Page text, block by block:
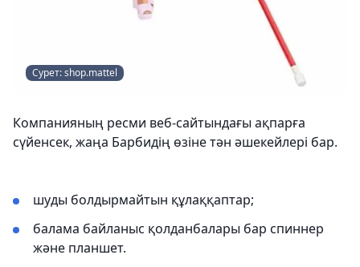
Сурет: shop.mattel
Компанияның ресми веб-сайтындағы ақпарға
сүйенсек, жаңа Барбидің өзіне тән әшекейлері бар.
шуды болдырмайтын құлаққаптар;
балама байланыс қолданбалары бар спиннер
және планшет.